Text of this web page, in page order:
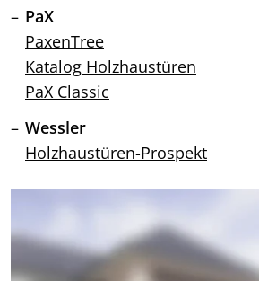
PaX
PaxenTree
Katalog Holzhaustüren
PaX Classic
Wessler
Holzhaustüren-Prospekt